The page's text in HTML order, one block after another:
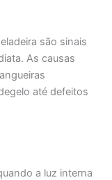
são sinais
As causas
até defeitos
a luz interna